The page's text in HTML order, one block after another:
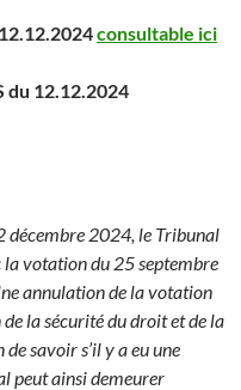
consultable ici
du 12.12.2024
décembre 2024, le Tribunal
la votation du 25 septembre
annulation de la votation
la sécurité du droit et de la
savoir s’il y a eu une
peut ainsi demeurer